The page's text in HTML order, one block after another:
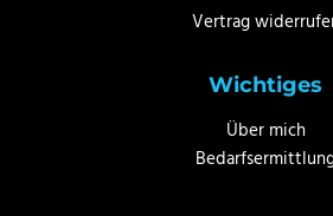
Vertrag
Wichtiges
Über mich